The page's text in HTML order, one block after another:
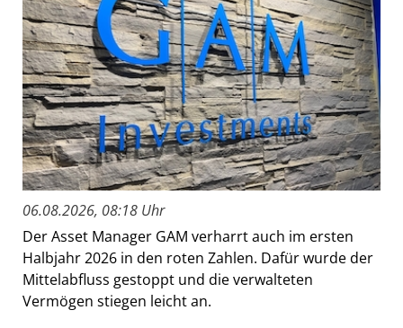
06.08.2026, 08:18 Uhr
Der Asset Manager GAM verharrt auch im ersten
Halbjahr 2026 in den roten Zahlen. Dafür wurde der
Mittelabfluss gestoppt und die verwalteten
Vermögen stiegen leicht an.